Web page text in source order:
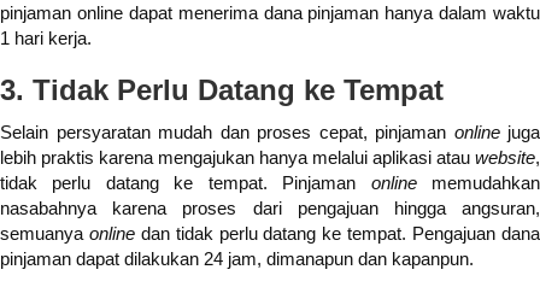
pinjaman online dapat menerima dana pinjaman hanya dalam waktu
1 hari kerja.
3. Tidak Perlu Datang ke Tempat
Selain persyaratan mudah dan proses cepat, pinjaman onlinejuga
lebih praktis karena mengajukan hanya melalui aplikasi atau website,
tidak perlu datang ke tempat. Pinjaman onlinememudahkan
nasabahnya karena proses dari pengajuan hingga angsuran,
semuanya onlinedan tidak perlu datang ke tempat. Pengajuan dana
pinjaman dapat dilakukan 24 jam, dimanapun dan kapanpun.